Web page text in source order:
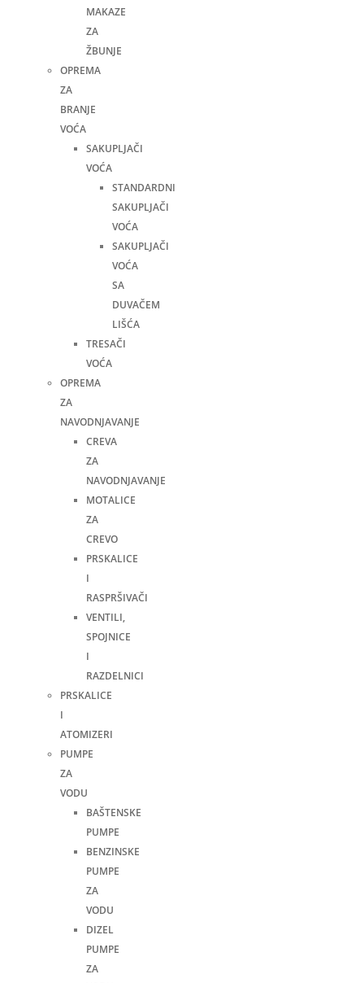
MAKAZE
ZA
ŽBUNJE
OPREMA
ZA
BRANJE
VOĆA
SAKUPLJAČI
VOĆA
STANDARDNI
SAKUPLJAČI
VOĆA
SAKUPLJAČI
VOĆA
SA
DUVAČEM
LIŠĆA
TRESAČI
VOĆA
OPREMA
ZA
NAVODNJAVANJE
CREVA
ZA
NAVODNJAVANJE
MOTALICE
ZA
CREVO
PRSKALICE
I
RASPRŠIVAČI
VENTILI,
SPOJNICE
I
RAZDELNICI
PRSKALICE
I
ATOMIZERI
PUMPE
ZA
VODU
BAŠTENSKE
PUMPE
BENZINSKE
PUMPE
ZA
VODU
DIZEL
PUMPE
ZA